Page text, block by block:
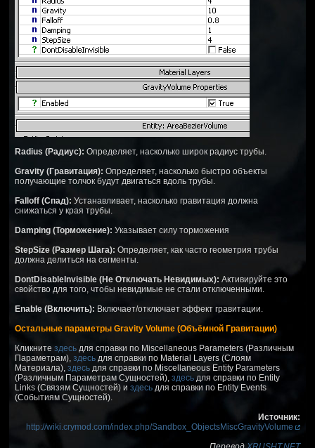
Radius (Радиус): Определяет, насколько широк радиус трубы.
Gravity (Гравитация): Определяет, насколько быстро объекты
получающие толчок будут двигаться вдоль трубы.
Falloff (Спад): Устанавливает, насколько гравитация должна
снижаться у края трубы.
Damping (Торможение): Указывает силу торможения
StepSize (Размер Шага): Определяет, как часто геометрия трубы
должна делиться на сегменты.
DontDisableInvisible (Не Отключать Невидимых): Активируйте это
свойство для того, чтобы невидимые не стали отключенными.
Enable (Включить): Включает/отключает эффект гравитации.
Остальные параметры Gravity Volume (Объёмной Гравитации)
Кликните здесь для справки по Miscellaneous Parameters (Различным
Параметрам), здесь для справки по Material Layers (Слоям
Материала), здесь для справки по Miscellaneous Entity Parameters
(Различным Параметрам Сущностей), здесь для справки по Entity
Links (Связям Сущностей) и здесь для справки по Entity Events
(Событиям Сущностей).
Источник:
http://wiki.crymod.com/index.php/Sandbox_ObjectsMiscGravityVolume